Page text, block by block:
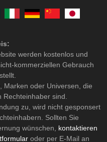
werden kostenlos und
kommerziellen Gebrauch
Marken oder Universen, die
sind.
zu, wird nicht gesponsert
Sollten Sie
wünschen, kontaktieren
oder per E-Mail an